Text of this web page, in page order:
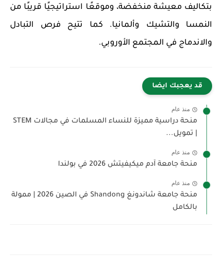
بتكاليف معيشة منخفضة، وموقعًا استراتيجيًا قريبًا من
النمسا والتشيك وألمانيا. كما تتيح فرص التبادل
والاندماج في المجتمع الأوروبي.
قد يعجبك ايضا
منذ عام
منحة دراسية مميزة للنساء المسلمات في مجالات STEM
| تمويل...
منذ عام
منحة جامعة آدم ميكيفيتش 2026 في بولندا
منذ عام
منحة جامعة شاندونغ Shandong في الصين 2026 | ممولة
بالكامل